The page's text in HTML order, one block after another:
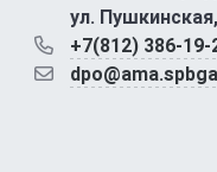
ул.
+7(812) 386-19-